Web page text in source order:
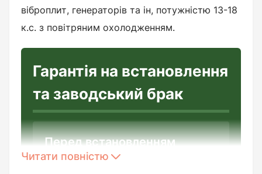
віброплит, генераторів та ін, потужністю 13-18
к.с. з повітряним охолодженням.
Гарантія на встановлення
та заводський брак
Перед встановленням
необхідно:
Читати повністю